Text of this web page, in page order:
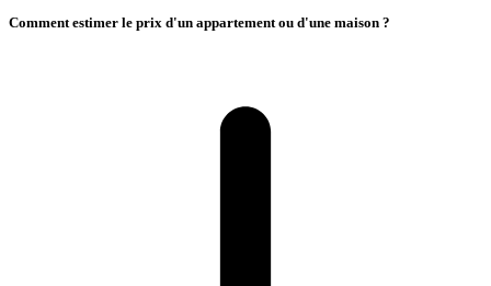
Comment estimer le prix d'un appartement ou d'une maison ?